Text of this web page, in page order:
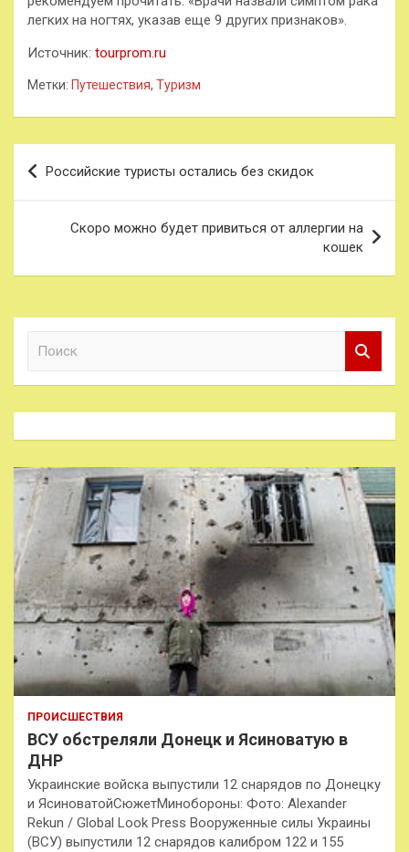
легких на ногтях, указав еще 9 других признаков».
Источник: tourprom.ru
Метки: Путешествия, Туризм
Навигация
по
записям
Российские туристы остались без скидок
Скоро можно будет привиться от аллергии на
кошек
к
ПРОИСШЕСТВИЯ
ВСУ обстреляли Донецк и Ясиноватую в
ДНР
Украинские войска выпустили 12 снарядов по Донецку
и ЯсиноватойСюжетМинобороны: Фото: Alexander
Rekun / Global Look Press Вооруженные силы Украины
(ВСУ) выпустили 12 снарядов калибром 122 и 155